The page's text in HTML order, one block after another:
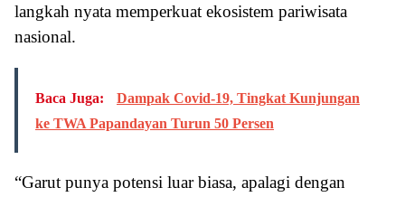
langkah nyata memperkuat ekosistem pariwisata
nasional.
Baca Juga:
Dampak Covid-19, Tingkat Kunjungan
ke TWA Papandayan Turun 50 Persen
“Garut punya potensi luar biasa, apalagi dengan